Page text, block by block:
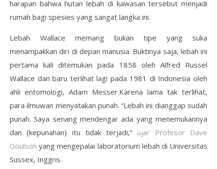
harapan bahwa hutan lebah di kawasan tersebut menjadi
rumah bagi spesies yang sangat langka ini.
Lebah Wallace memang bukan tipe yang suka
menampakkan diri di depan manusia. Buktinya saja, lebah ini
pertama kali ditemukan pada 1858 oleh Alfred Russel
Wallace dan baru terlihat lagi pada 1981 di Indonesia oleh
ahli entomologi, Adam Messer.Karena lama tak terlihat,
para ilmuwan menyatakan punah. “Lebah ini dianggap sudah
punah. Saya senang mendengar ada yang menemukannya
dan (kepunahan) itu tidak terjadi,” ujar Profesor Dave
Goulson yang mengepalai laboratorium lebah di Universitas
Sussex, Inggris.